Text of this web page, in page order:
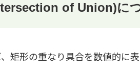
of Union)に
矩形の重なり具合を数値的に表